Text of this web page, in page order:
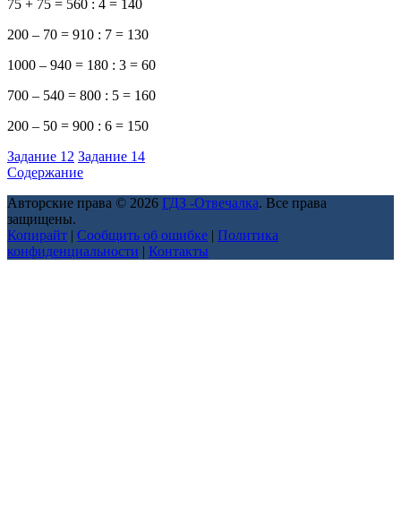
75 + 75 = 560 : 4 = 140
200 – 70 = 910 : 7 = 130
1000 – 940 = 180 : 3 = 60
700 – 540 = 800 : 5 = 160
200 – 50 = 900 : 6 = 150
Задание 12 Задание 14
Содержание
Авторские права © 2026 ГДЗ -Отвечалка. Все права
защищены.
Копирайт | Сообщить об ошибке | Политика
конфиденциальности | Контакты